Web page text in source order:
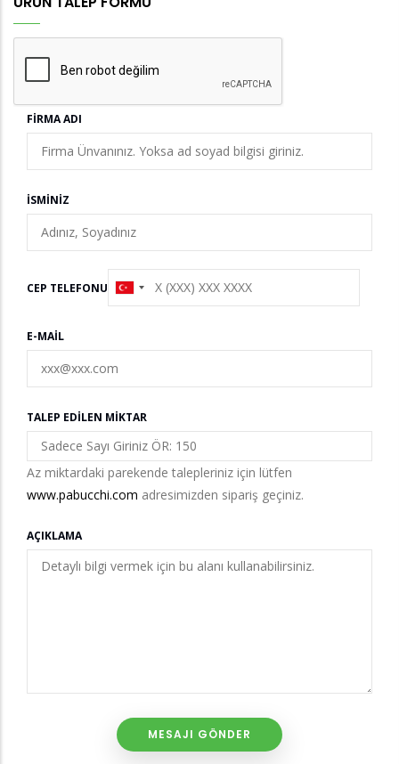
FIRMA ADI
İSMINIZ
CEP TELEFONU
E-MAIL
TALEP EDILEN MIKTAR
Az miktardaki parekende talepleriniz için lütfen
www.pabucchi.com adresimizden sipariş geçiniz.
AÇIKLAMA